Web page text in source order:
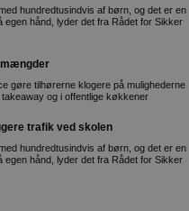
hundredtusindvis af børn, og det er en
hånd, lyder det fra Rådet for Sikker
mængder
gøre tilhørerne klogere på mulighederne
og i offentlige køkkener
trafik ved skolen
hundredtusindvis af børn, og det er en
hånd, lyder det fra Rådet for Sikker